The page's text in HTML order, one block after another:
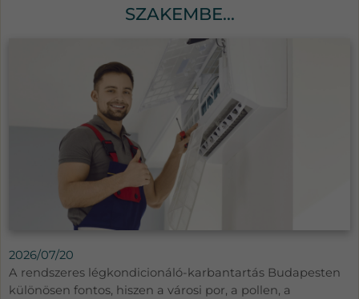
SZAKEMBE...
2026/07/20
A rendszeres légkondicionáló-karbantartás Budapesten
különösen fontos, hiszen a városi por, a pollen, a